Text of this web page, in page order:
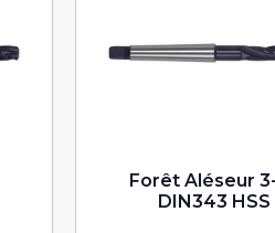
Forêt Aléseur
DIN343 HSS